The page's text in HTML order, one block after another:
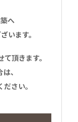
へ
います。
頂きます。
、
さい。